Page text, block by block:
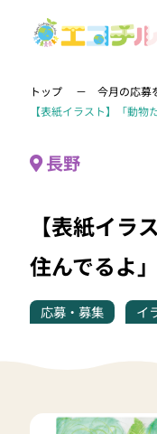
トップ
今月の応募
【表紙イラスト】「動物
長野
【表紙イラ
住んでるよ」
応募・募集 イ